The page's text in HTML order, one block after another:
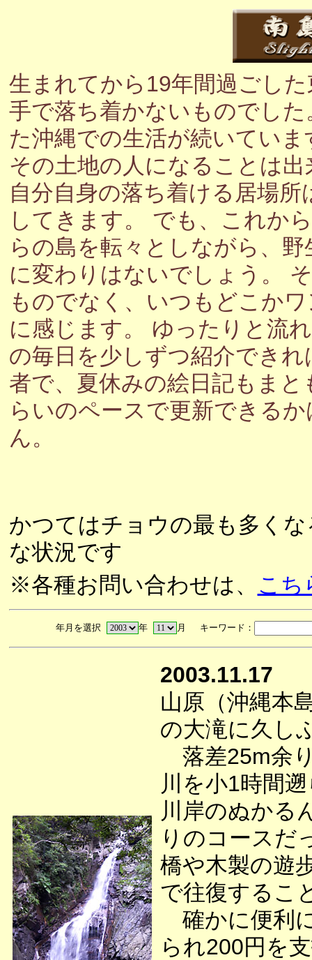
生まれてから19年間過ごし
手で落ち着かないものでし
た沖縄での生活が続いてい
その土地の人になることは
自分自身の落ち着ける居場
してきます。 でも、これか
らの島を転々としながら、
に変わりはないでしょう。
ものでなく、いつもどこか
に感じます。 ゆったりと流
の毎日を少しずつ紹介でき
者で、夏休みの絵日記もま
らいのペースで更新できる
ん。
かつてはチョウの最も多く
な状況です
※各種お問い合わせは、 こち
年月を選択 年 月 キーワード：
2003.11.17
山原（沖縄本
の大滝に久し
落差25m余
川を小1時間
川岸のぬかる
りのコースだ
橋や木製の遊
で往復するこ
確かに便利
られ200円を